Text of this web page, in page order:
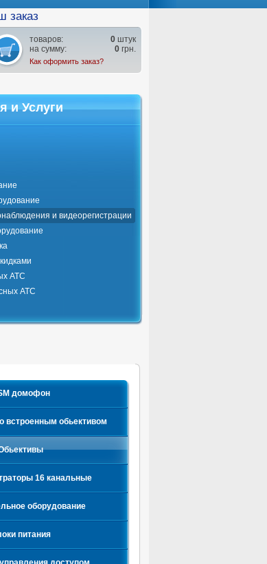
заказ
товаров: 0 штук
на сумму:
0 грн.
Как оформить заказ?
и Услуги
и видеорегистрации
АТС
АТС
домофон
встроенным обьективом
16 канальные
оборудование
питания